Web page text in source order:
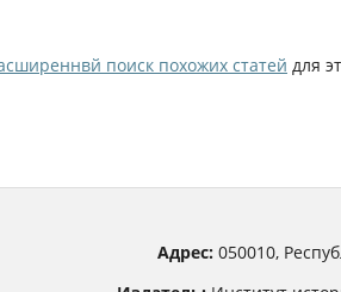
поиск похожих статей для
Адрес:050010,